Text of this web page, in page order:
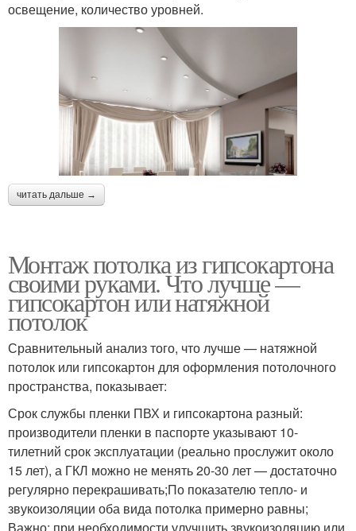
освещение, количество уровней.
читать дальше →
Монтаж потолка из гипсокартона
своими руками. Что лучше —
гипсокартон или натяжной
потолок
Сравнительный анализ того, что лучше — натяжной
потолок или гипсокартон для оформления потолочного
пространства, показывает:
Срок службы пленки ПВХ и гипсокартона разный:
производители пленки в паспорте указывают 10-
тилетний срок эксплуатации (реально прослужит около
15 лет), а ГКЛ можно не менять 20-30 лет — достаточно
регулярно перекрашивать;По показателю тепло- и
звукоизоляции оба вида потолка примерно равны;